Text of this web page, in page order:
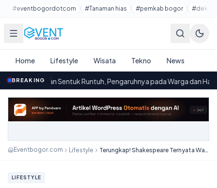
Lewati ke konten utama
#eventbogordotcom #Tanaman hias #pemkab bogor
Home Lifestyle Wisata Tekno News
BREAKING
Runtuh, Pengaruhnya pada Warga dan Harapan Pemerintah
Eventbogor.com Lifestyle Terungkap! Shakespeare Ternyata Wanita Yahudi Kulit Hitam? Buku Baru Gemparkan Dunia Sastra
LIFESTYLE